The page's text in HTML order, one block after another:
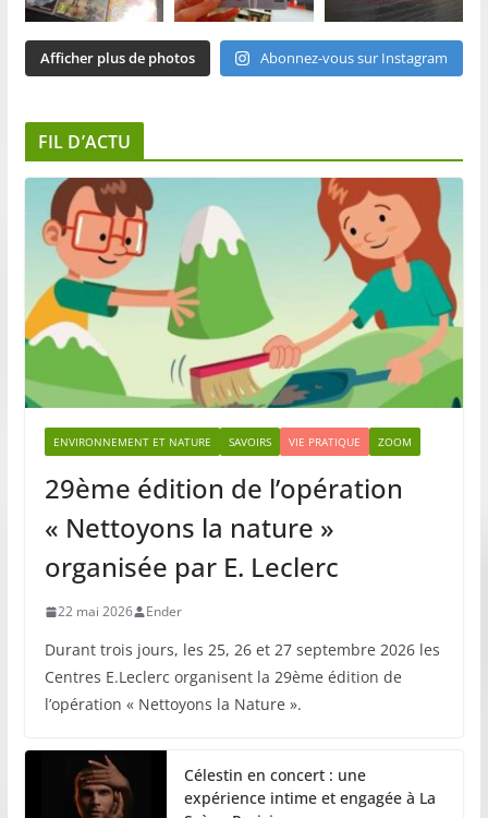
Afficher plus de photos Abonnez-vous sur Instagram
FIL D’ACTU
ENVIRONNEMENT ET NATURE SAVOIRS VIE PRATIQUE ZOOM
29ème édition de l’opération
« Nettoyons la nature »
organisée par E. Leclerc
22 mai 2026 Ender
Durant trois jours, les 25, 26 et 27 septembre 2026 les
Centres E.Leclerc organisent la 29ème édition de
l’opération « Nettoyons la Nature ».
Célestin en concert : une
expérience intime et engagée à La